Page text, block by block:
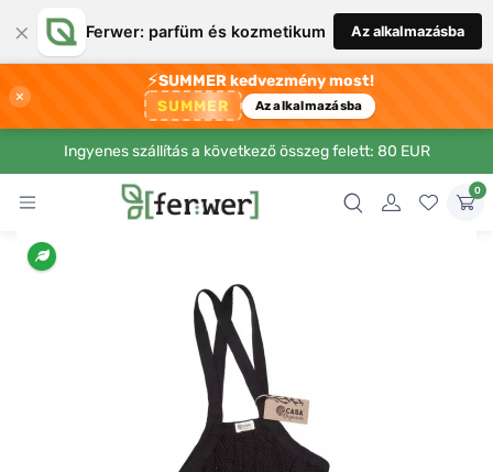
× Ferwer: parfüm és kozmetikum Az alkalmazásba
×
⚡SUMMER kedvezmény most!
SUMMER Az alkalmazásba
Ingyenes szállítás a következő összeg felett: 80 EUR
0